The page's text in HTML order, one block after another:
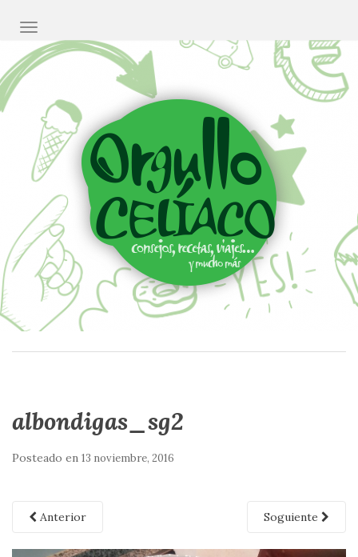
CAMBIAR NAVEGACIÓN
albondigas_sg2
Posteado en 13 noviembre, 2016
Anterior Soguiente